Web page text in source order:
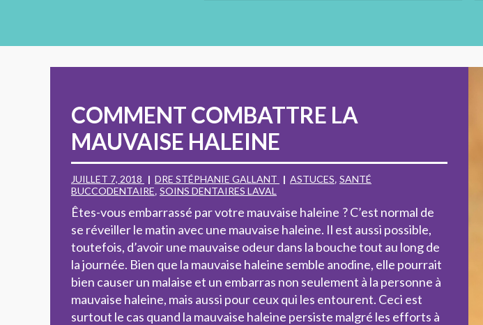
COMMENT COMBATTRE LA
MAUVAISE HALEINE
JUILLET 7, 2018 DRE STÉPHANIE GALLANT ASTUCES, SANTÉ
BUCCODENTAIRE, SOINS DENTAIRES LAVAL
Êtes-vous embarrassé par votre mauvaise haleine ? C’est normal de
se réveiller le matin avec une mauvaise haleine. Il est aussi possible,
toutefois, d’avoir une mauvaise odeur dans la bouche tout au long de
la journée. Bien que la mauvaise haleine semble anodine, elle pourrait
bien causer un malaise et un embarras non seulement à la personne à
mauvaise haleine, mais aussi pour ceux qui les entourent. Ceci est
surtout le cas quand la mauvaise haleine persiste malgré les efforts à